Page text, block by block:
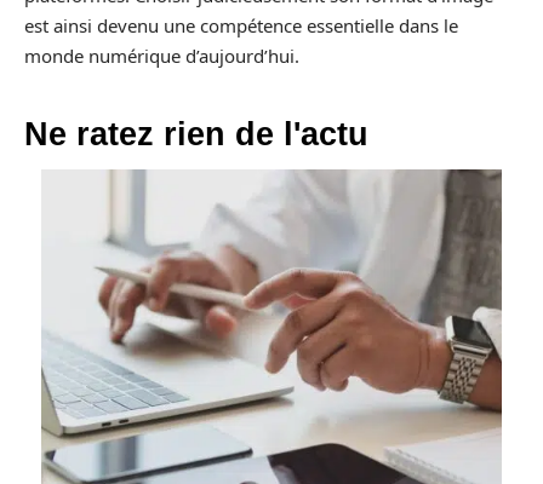
est ainsi devenu une compétence essentielle dans le
monde numérique d’aujourd’hui.
Ne ratez rien de l'actu